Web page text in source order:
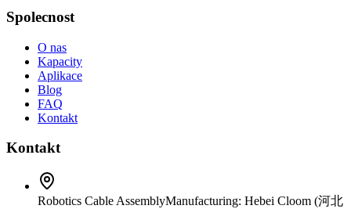
Spolecnost
O nas
Kapacity
Aplikace
Blog
FAQ
Kontakt
Kontakt
Robotics Cable AssemblyManufacturing: Hebei Cloom (河北